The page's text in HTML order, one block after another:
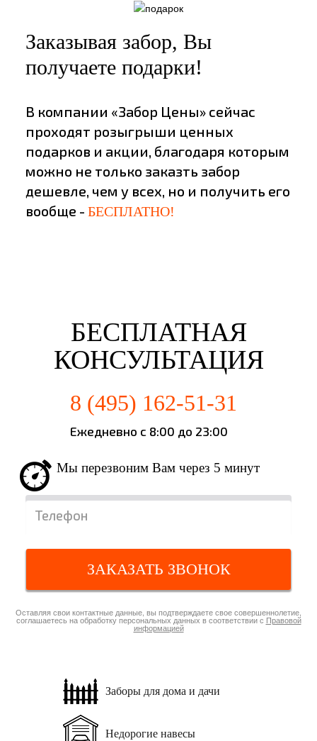
Заказывая забор, Вы
получаете подарки!
В компании «Забор Цены» сейчас
проходят розыгрыши ценных
подарков и акции, благодаря которым
можно не только заказть забор
дешевле, чем у всех, но и получить его
вообще - БЕСПЛАТНО!
БЕСПЛАТНАЯ
КОНСУЛЬТАЦИЯ
8 (495) 162-51-31
Ежедневно с 8:00 до 23:00
Мы перезвоним Вам через 5 минут
ЗАКАЗАТЬ ЗВОНОК
Оставляя свои контактные данные, вы подтверждаете свое совершеннолетие,
соглашаетесь на обработку персональных данных в соответствии с Правовой
информацией
Заборы для дома и дачи
Недорогие навесы